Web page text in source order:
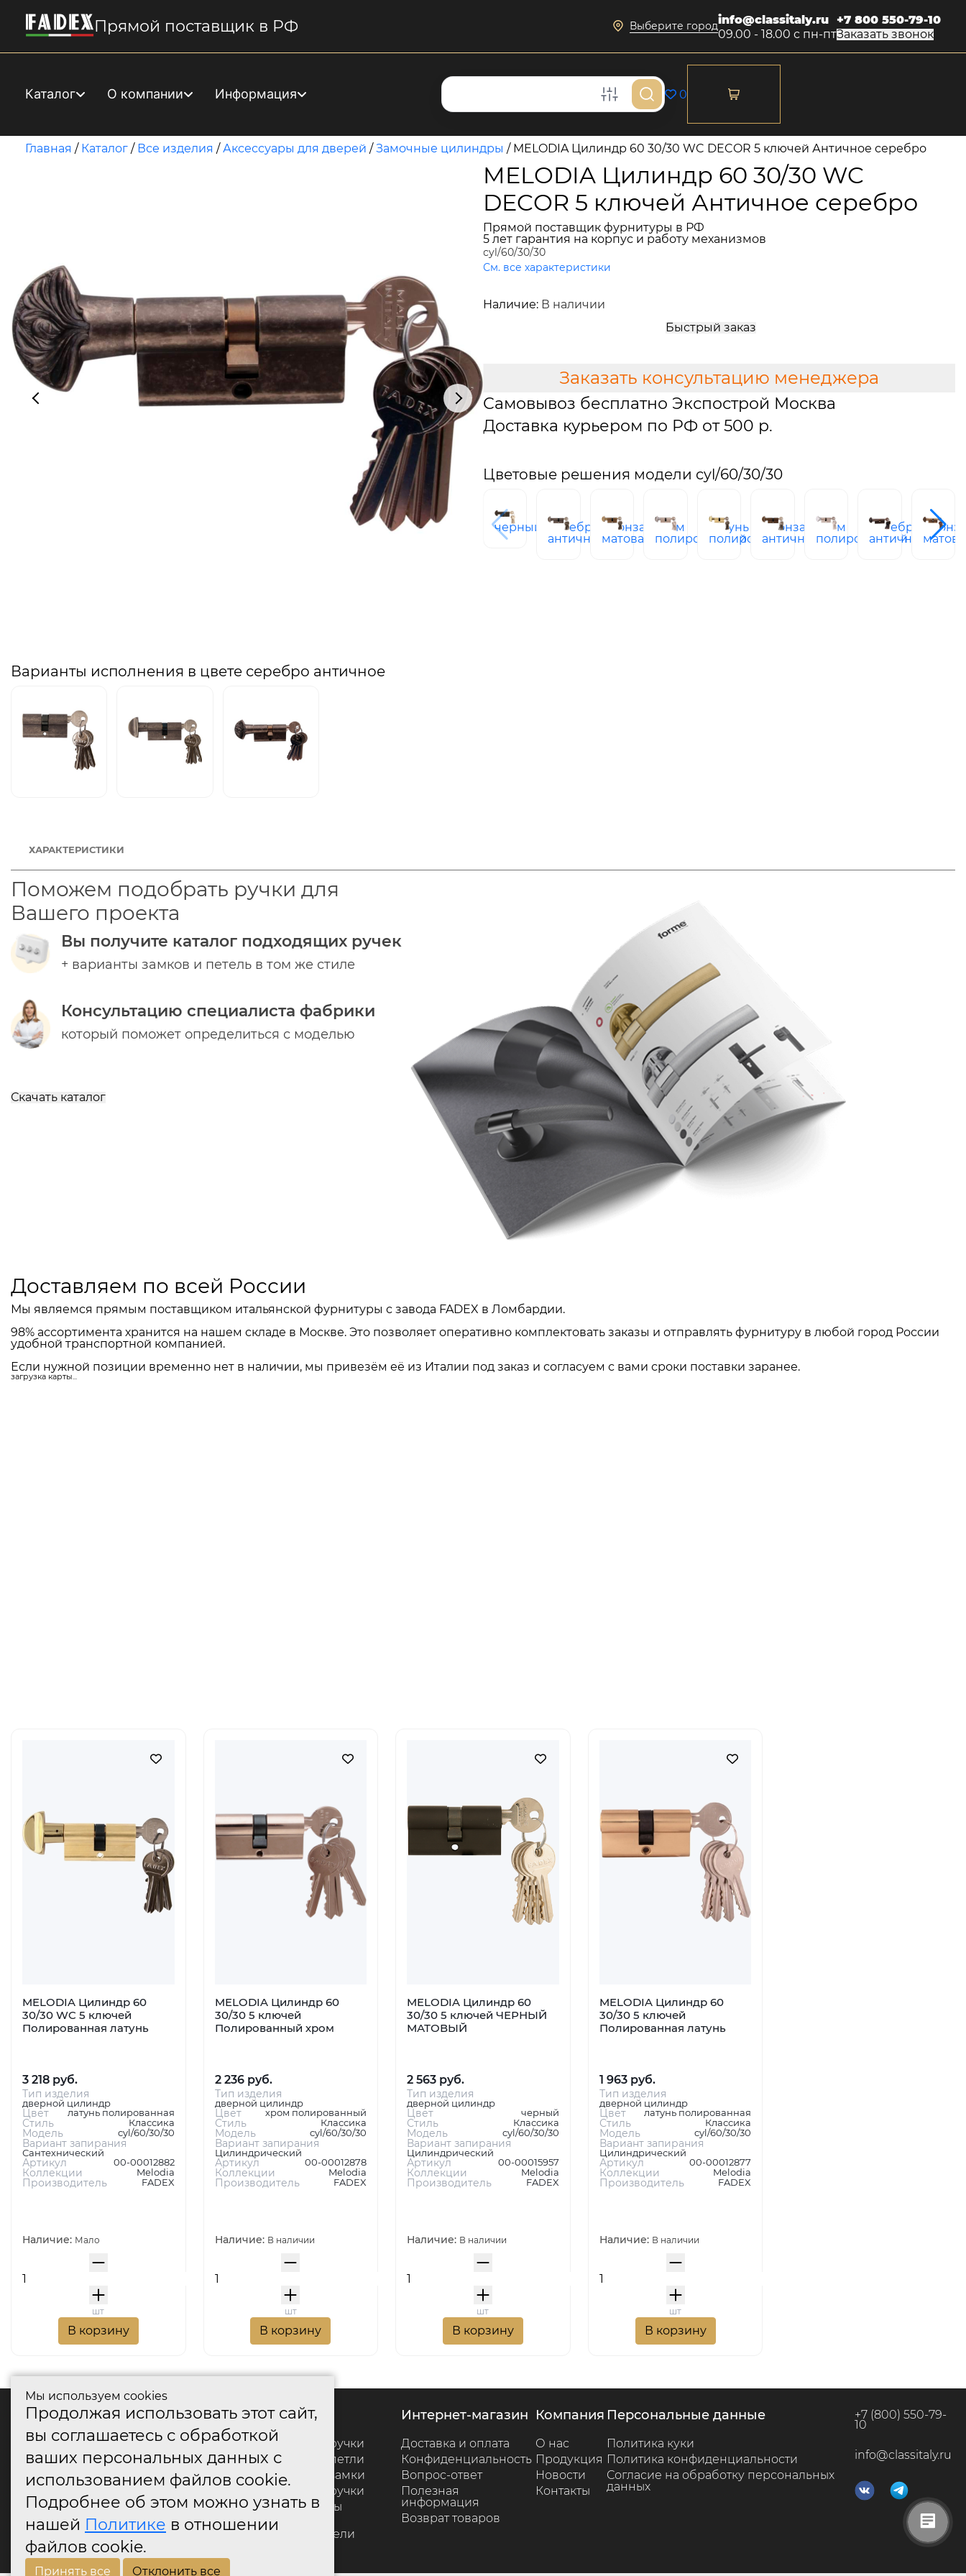
Прямой поставщик в РФ Выберите городinfo@classitaly.ru
09.00 - 18.00 с пн-пт
+7 800 550-79-10
Заказать звонок
Каталог О компании Информация 0
Главная / Каталог / Все изделия /Аксессуары для дверей /Замочные цилиндры / MELODIA Цилиндр 60 30/30 WC DECOR 5 ключей Античное серебро
MELODIA Цилиндр 60 30/30 WC
DECOR 5 ключей Античное серебро
Прямой поставщик фурнитуры в РФ
5 лет гарантия на корпус и работу механизмов
cyl/60/30/30
См. все характеристики
Наличие: В наличии
Быстрый заказ
Заказать консультацию менеджера
Самовывоз бесплатно Экспострой Москва
Доставка курьером по РФ от 500 р.
Цветовые решения модели cyl/60/30/30
черный
серебро
античное
бронза
матовая
хром
полированный
латунь
полированная
бронза
античная
хром
полированный
серебро
античное
бронза
Варианты исполнения в цвете серебро античное
ХАРАКТЕРИСТИКИ
Поможем подобрать ручки для
Вашего проекта
Вы получите каталог подходящих ручек
+ варианты замков и петель в том же стиле
Консультацию специалиста фабрики
который поможет определиться с моделью
Скачать каталог
Доставляем по всей России
Мы являемся прямым поставщиком итальянской фурнитуры с завода FADEX в Ломбардии.
98% ассортимента хранится на нашем складе в Москве. Это позволяет оперативно комплектовать заказы и отправлять фурнитуру в любой город России
удобной транспортной компанией.
Если нужной позиции временно нет в наличии, мы привезём её из Италии под заказ и согласуем с вами сроки поставки заранее.
загрузка карты...
MELODIA Цилиндр 60
30/30 WC 5 ключей
Полированная латунь
3 218 руб.
Тип изделия
дверной цилиндр
Цвет латунь полированная
Стиль Классика
Модель cyl/60/30/30
Вариант запирания
Сантехнический
Артикул 00-00012882
Коллекции Melodia
Производитель FADEX
Наличие: Мало
шт
В корзину
MELODIA Цилиндр 60
30/30 5 ключей
Полированный хром
2 236 руб.
Тип изделия
дверной цилиндр
Цвет хром полированный
Стиль Классика
Модель cyl/60/30/30
Вариант запирания
Цилиндрический
Артикул 00-00012878
Коллекции Melodia
Производитель FADEX
Наличие: В наличии
шт
В корзину
MELODIA Цилиндр 60
30/30 5 ключей ЧЕРНЫЙ
МАТОВЫЙ
2 563 руб.
Тип изделия
дверной цилиндр
Цвет черный
Стиль Классика
Модель cyl/60/30/30
Вариант запирания
Цилиндрический
Артикул 00-00015957
Коллекции Melodia
Производитель FADEX
Наличие: В наличии
шт
В корзину
MELODIA Цилиндр 60
30/30 5 ключей
Полированная латунь
1 963 руб.
Тип изделия
дверной цилиндр
Цвет латунь полированная
Стиль Классика
Модель cyl/60/30/30
Вариант запирания
Цилиндрический
Артикул 00-00012877
Коллекции Melodia
Производитель FADEX
Наличие: В наличии
шт
В корзину
каталог
Дверные ручки
Дверные петли
Дверные замки
Оконные ручки
Аксессуары
Дверные
ограничители
интернет-магазин
Доставка и оплата
Конфиденциальность
Вопрос-ответ
Полезная
информация
Возврат товаров
компания
О нас
Продукция
Новости
Контакты
персональные данные
Политика куки
Политика конфиденциальности
Согласие на обработку персональных
данных
+7 (800) 550-79-
10
info@classitaly.ru
Мы используем cookies
Продолжая использовать этот сайт,
вы соглашаетесь с обработкой
ваших персональных данных с
использованием файлов cookie.
Подробнее об этом можно узнать в
нашей Политике в отношении
файлов cookie.
Принять все Отклонить все